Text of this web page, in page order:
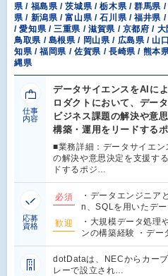
県 / 福島県 / 茨城県 / 栃木県 / 群馬県
県 / 新潟県 / 富山県 / 石川県 / 福井県
/ 愛知県 / 三重県 / 滋賀県 / 京都府 /
鳥取県 / 島根県 / 岡山県 / 広島県 / 山
知県 / 福岡県 / 佐賀県 / 長崎県 / 熊本
縄県
仕事
内容
データサイエンスをAIに
ロダクトにおいて、デー
ビジネス課題の解決や意
構築・運用をリードするポ
■業務詳細：データサイエ
の解決や意思決定を支援す
ドするポジ…
応募
資格
必須
・データエンジニア
n、SQLを用いたデ
歓迎
・大規模データ処理
ンの構築経験 ・デー
dotDataは、NECからカー
レーで設立され…